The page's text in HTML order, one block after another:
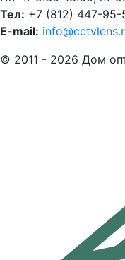
Тел: +7 (812) 447-95-
E-mail:
© 2011 - 2026 Дом